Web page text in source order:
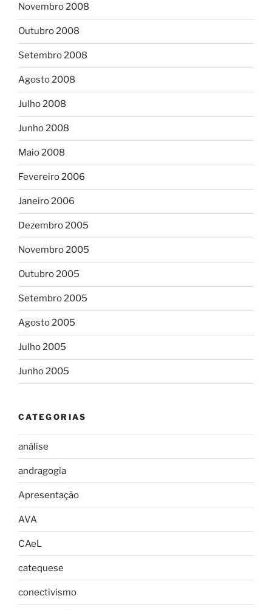
Novembro 2008
Outubro 2008
Setembro 2008
Agosto 2008
Julho 2008
Junho 2008
Maio 2008
Fevereiro 2006
Janeiro 2006
Dezembro 2005
Novembro 2005
Outubro 2005
Setembro 2005
Agosto 2005
Julho 2005
Junho 2005
CATEGORIAS
análise
andragogia
Apresentação
AVA
CAeL
catequese
conectivismo